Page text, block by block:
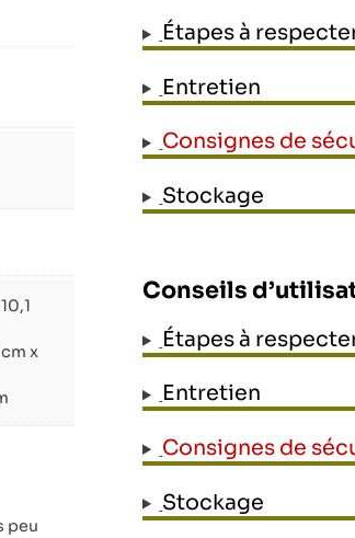
peu
Étapes à
Entretien
Consignes de
Stockage
Conseils
Étapes à
Entretien
Consignes de
Stockage